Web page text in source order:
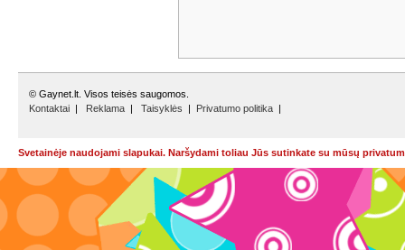
© Gaynet.lt. Visos teisės saugomos.
Kontaktai | Reklama | Taisyklės | Privatumo politika |
Svetainėje naudojami slapukai. Naršydami toliau Jūs sutinkate su mūsų